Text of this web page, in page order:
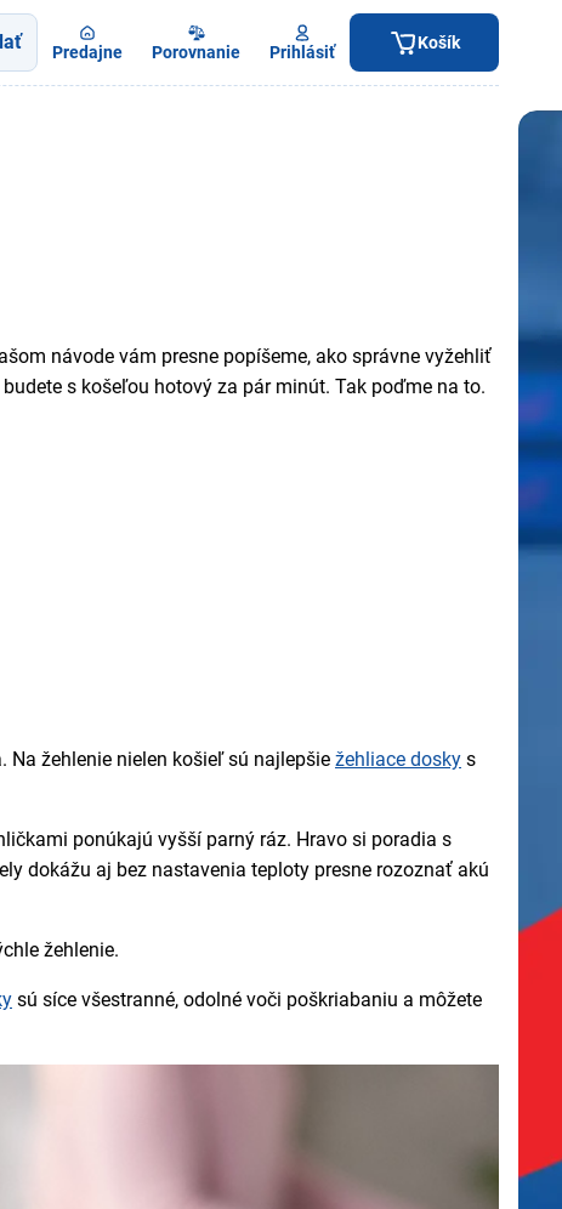
Predajne Porovnanie Prihlásiť Košík
návode vám presne popíšeme, ako správne vyžehliť
s košeľou hotový za pár minút. Tak poďme na to.
žehlenie nielen košieľ sú najlepšie žehliace dosky s
ponúkajú vyšší parný ráz. Hravo si poradia s
dokážu aj bez nastavenia teploty presne rozoznať akú
žehlenie.
sú síce všestranné, odolné voči poškriabaniu a môžete